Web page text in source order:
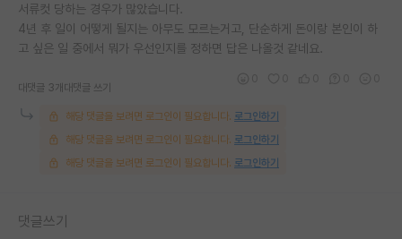
서류컷 당하는 경우가 많았습니다.
4년 후 일이 어떻게 될지는 아무도 모르는거고, 단순하게 돈이랑 본인이 하
고 싶은 일 중에서 뭐가 우선인지를 정하면 답은 나올것 같네요.
대댓글 3개 대댓글 쓰기
해당 댓글을 보려면 로그인이 필요합니다. 로그인하기
해당 댓글을 보려면 로그인이 필요합니다. 로그인하기
해당 댓글을 보려면 로그인이 필요합니다. 로그인하기
댓글쓰기